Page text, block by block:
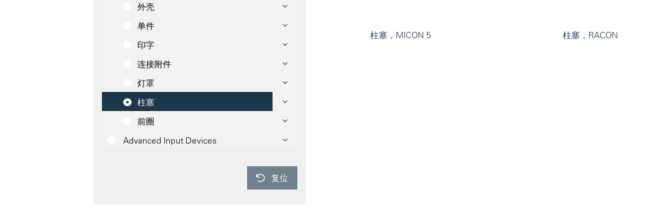
外壳
单件
印字
连接附件
灯罩
柱塞
前圈
Advanced Input Devices
复位
柱塞，MICON 5 柱塞，RACON